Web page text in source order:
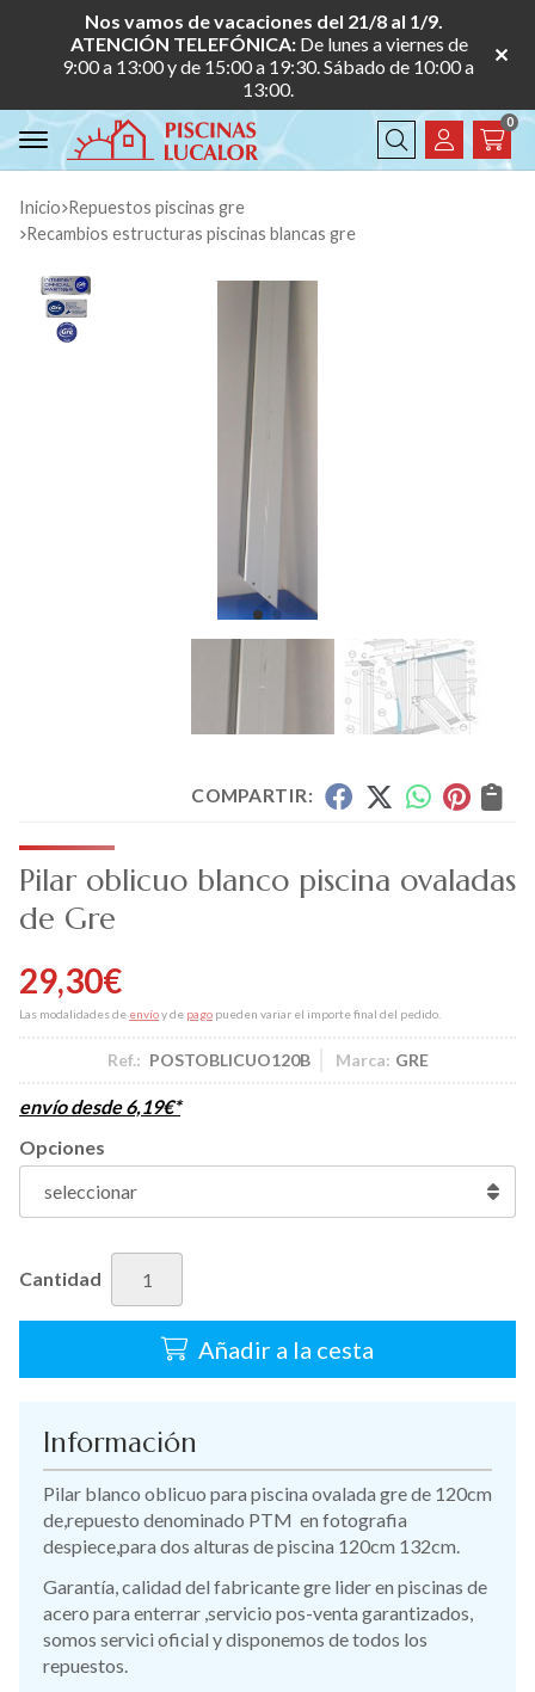
Nos vamos de vacaciones del 21/8 al 1/9.
ATENCIÓN TELEFÓNICA: De lunes a viernes de
9:00 a 13:00 y de 15:00 a 19:30. Sábado de 10:00 a
13:00.
Buscar
0
Inicio
repuestos piscinas gre
recambios estructuras piscinas blancas gre
COMPARTIR:
Pilar oblicuo blanco piscina ovaladas
de Gre
29,30€
Las modalidades de envíoy de pago pueden variar el importe final del pedido.
Ref.: POSTOBLICUO120B Marca: GRE
envío desde6,19€*
Opciones
Cantidad
Añadir a la cesta
Información
Pilar blanco oblicuo para piscina ovalada gre de 120cm
de,repuesto denominado PTM en fotografia
despiece,para dos alturas de piscina 120cm 132cm.
Garantía, calidad del fabricante gre lider en piscinas de
acero para enterrar ,servicio pos-venta garantizados,
somos servici oficial y disponemos de todos los
repuestos.